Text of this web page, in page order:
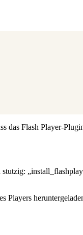
das Flash Player-
Players